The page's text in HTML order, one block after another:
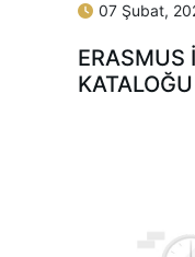
07 Şubat,
ERASMUS